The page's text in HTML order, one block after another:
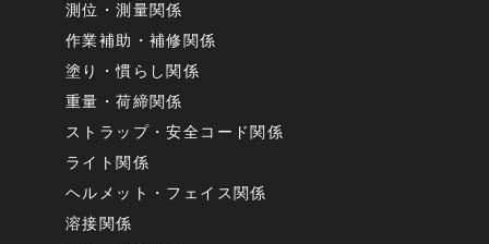
測位・測量関係
作業補助・補修関係
塗り・慣らし関係
重量・荷締関係
ストラップ・安全コード関係
ライト関係
ヘルメット・フェイス関係
溶接関係